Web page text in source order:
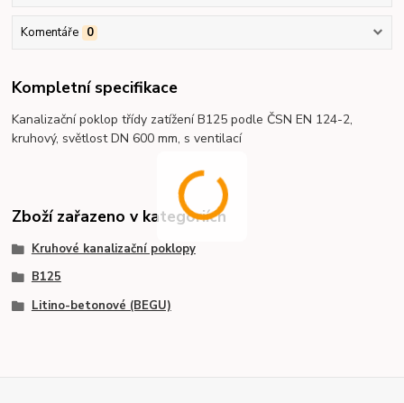
Komentáře 0
Kompletní specifikace
Kanalizační poklop třídy zatížení B125 podle ČSN EN 124-2,
kruhový, světlost DN 600 mm, s ventilací
Zboží zařazeno v kategoriích
Kruhové kanalizační poklopy
B125
Litino-betonové (BEGU)